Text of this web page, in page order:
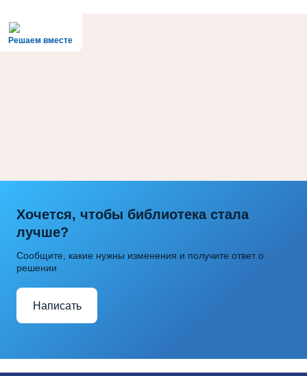
Решаем вместе
Хочется, чтобы библиотека стала
лучше?
Сообщите, какие нужны изменения и получите ответ о
решении
Написать